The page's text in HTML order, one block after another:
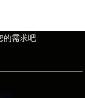
的需求吧